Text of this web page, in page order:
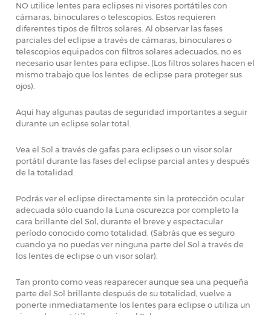
NO utilice lentes para eclipses ni visores portátiles con
cámaras, binoculares o telescopios. Estos requieren
diferentes tipos de filtros solares. Al observar las fases
parciales del eclipse a través de cámaras, binoculares o
telescopios equipados con filtros solares adecuados, no es
necesario usar lentes para eclipse. (Los filtros solares hacen el
mismo trabajo que los lentes de eclipse para proteger sus
ojos).
Aquí hay algunas pautas de seguridad importantes a seguir
durante un eclipse solar total.
Vea el Sol a través de gafas para eclipses o un visor solar
portátil durante las fases del eclipse parcial antes y después
de la totalidad.
Podrás ver el eclipse directamente sin la protección ocular
adecuada sólo cuando la Luna oscurezca por completo la
cara brillante del Sol, durante el breve y espectacular
período conocido como totalidad. (Sabrás que es seguro
cuando ya no puedas ver ninguna parte del Sol a través de
los lentes de eclipse o un visor solar).
Tan pronto como veas reaparecer aunque sea una pequeña
parte del Sol brillante después de su totalidad, vuelve a
ponerte inmediatamente los lentes para eclipse o utiliza un